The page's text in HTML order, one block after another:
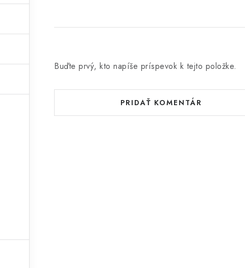
Buďte prvý, kto napíše príspevok k tejto položke.
PRIDAŤ KOMENTÁR